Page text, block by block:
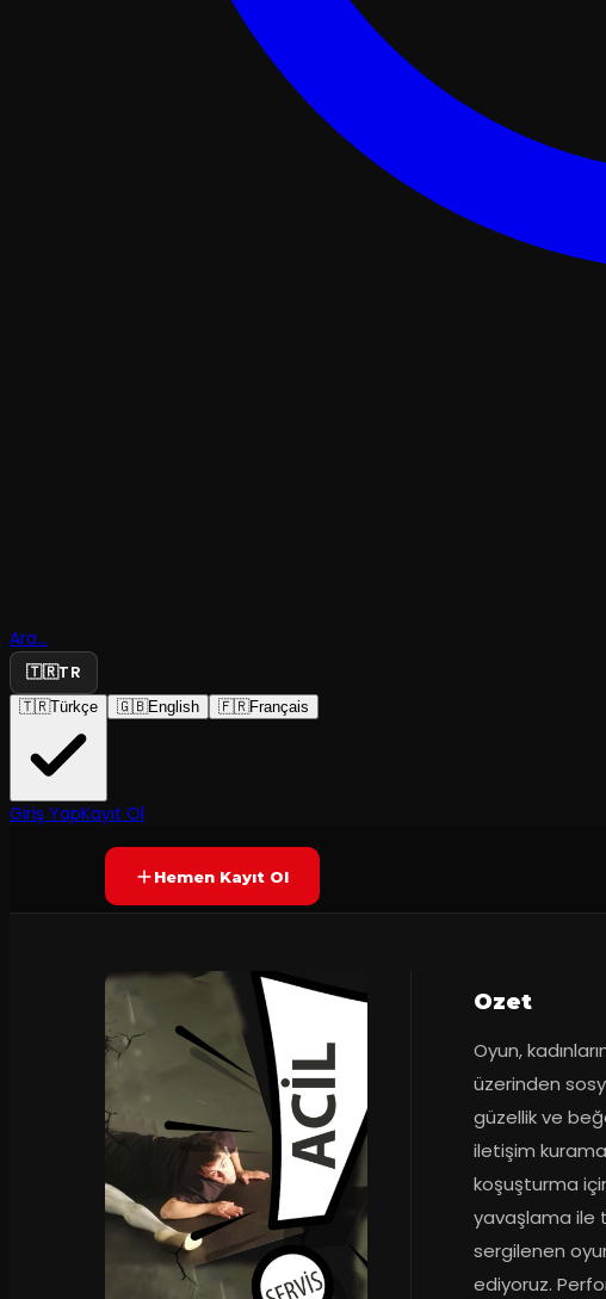
Ara...
🇹🇷TR
🇹🇷Türkçe 🇬🇧English 🇫🇷Français
Giriş YapKayıt Ol
Acil Servis
YAKINDA
Hemen Kayıt Ol
Ozet
Oyun,
üzerinden
güzellik ve
iletişim
koşuşturma
yavaşlama ile
sergilenen
ediyoruz.